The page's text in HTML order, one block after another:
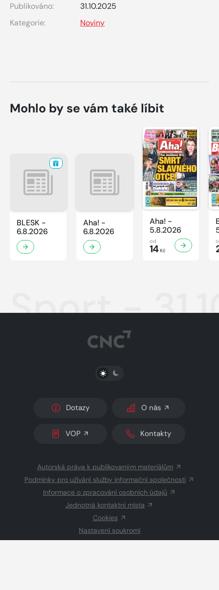
Publikováno:
31.10.2025
Kategorie:
Noviny
Mohlo by se vám také líbit
BLESK -
6.8.2026
Aha! -
6.8.2026
Aha! -
5.8.2026
od
14Kč
Sport -
PŘEPNOUT SVĚTLÝ/TMAVÝ REŽIM
Dotazy O nás
VOP Kontakty
Autorská práva k publikovaným materiálům
Podmínky pro užívání služby informační společnosti
Informace o zpracování osobních údajů
Jednotná kontaktní místa
Cookies
Nastavení soukromí
Inzerce